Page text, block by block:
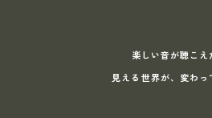
SCHEDULE
楽しい音が聴こえ
見える世界が、変わっ